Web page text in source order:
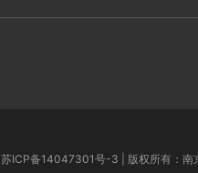
苏ICP备14047301号-3 版权所有：南